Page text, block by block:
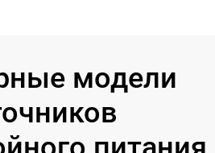
модели